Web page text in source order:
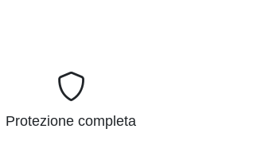
Protezione completa